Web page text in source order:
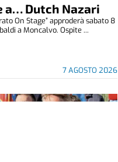
a… Dutch Nazari
7 AGOSTO 2026
On Stage” approderà sabato 8
a Moncalvo. Ospite ...